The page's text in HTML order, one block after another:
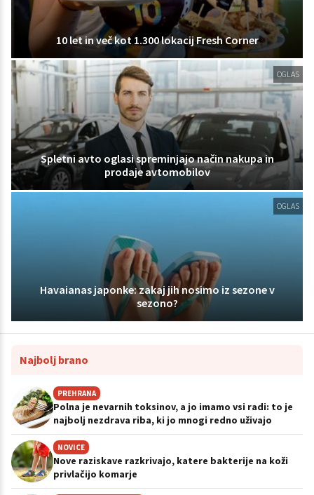
10 let in več kot 1.300 lokacij Fresh Corner
OGLAS
Spletni avto oglasi spreminjajo način nakupa in
prodaje avtomobilov
OGLAS
Havaianas japonke: zakaj jih nosimo iz sezone v
sezono?
Najbolj brano
PREHRANA
Polna je nevarnih toksinov, a jo imamo vsi radi: to je
najbolj nezdrava riba, ki jo mnogi redno uživajo
NOVICE
Nove raziskave razkrivajo, katere bakterije na koži
privlačijo komarje